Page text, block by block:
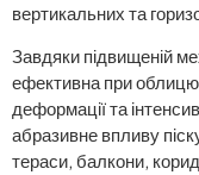
вертикальних та
Завдяки підвищеній
ефективна при
деформації та
абразивне впливу
тераси, балкони,